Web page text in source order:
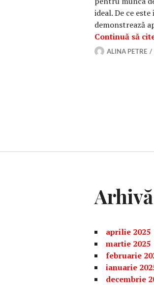
ideal. De ce
demonstrează
Continuă să
ALINA PETRE
Arhivă
aprilie 2025
martie 2025
februarie
ianuarie
decembrie